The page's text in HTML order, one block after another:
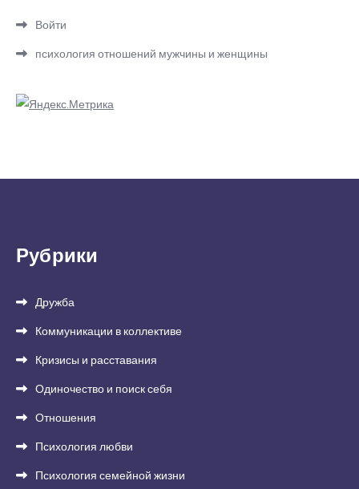
Войти
психология отношений мужчины и женщины
Рубрики
Дружба
Коммуникации в коллективе
Кризисы и расставания
Одиночество и поиск себя
Отношения
Психология любви
Психология семейной жизни